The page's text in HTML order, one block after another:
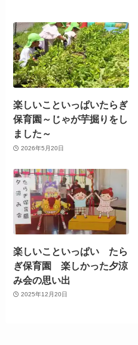
楽しいこといっぱいたらぎ
保育園～じゃが芋掘りをし
ました～
2026年5月20日
楽しいこといっぱい たら
ぎ保育園 楽しかった夕涼
み会の思い出
2025年12月20日